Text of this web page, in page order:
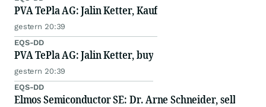
PVA TePla AG: Jalin Ketter, Kauf
gestern 20:39
EQS-DD
PVA TePla AG: Jalin Ketter, buy
gestern 20:39
EQS-DD
Elmos Semiconductor SE: Dr. Arne Schneider, sell